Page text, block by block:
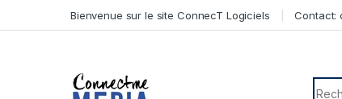
Bienvenue sur le site ConnecT Logiciels Contact: